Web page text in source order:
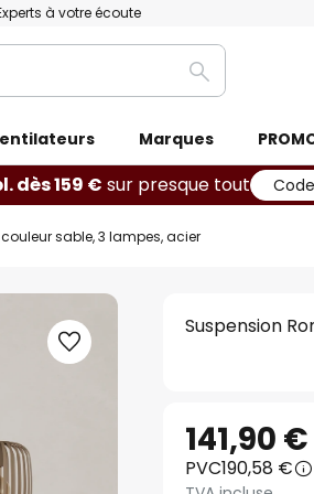
à votre écoute
Rechercher
Marques
dès 159 € sur presque tout
sable, 3 lampes, acier
Suspension
141,90 €
PVC190,58 €